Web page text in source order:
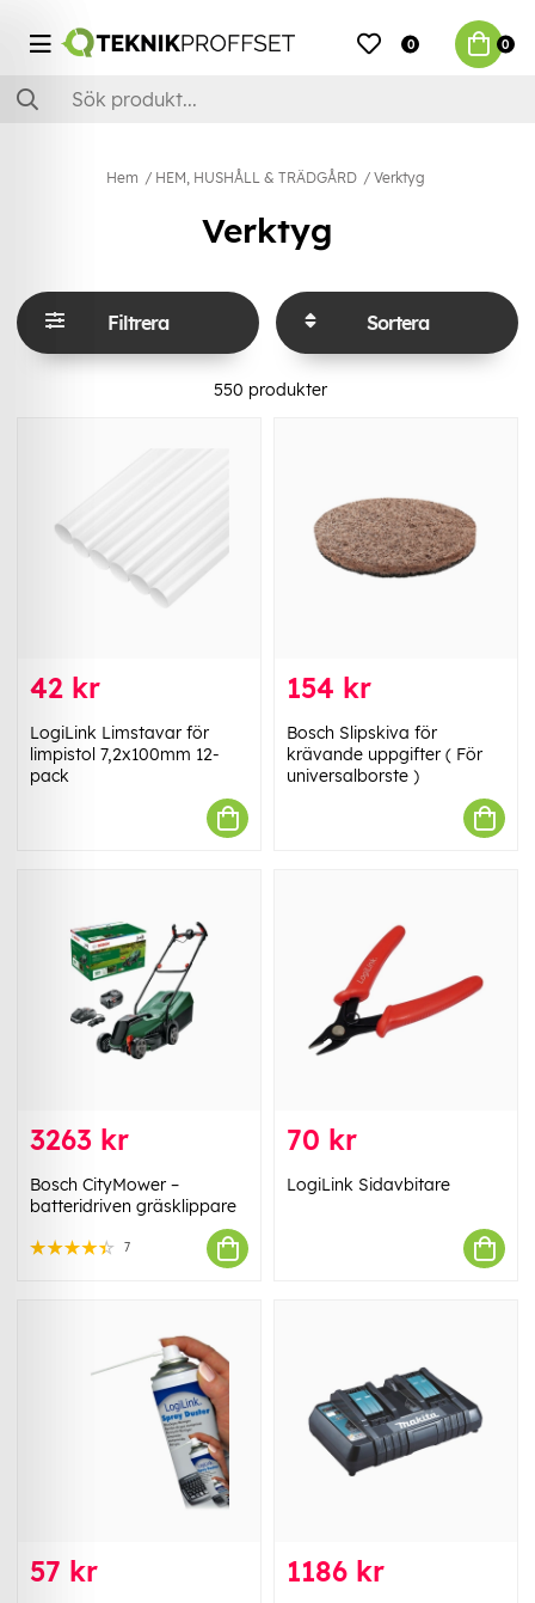
0 0
Hem HEM, HUSHÅLL & TRÄDGÅRD Verktyg
Verktyg
Filtrera Sortera
550 produkter
42 kr
LogiLink Limstavar för
limpistol 7,2x100mm 12-
pack
154 kr
Bosch Slipskiva för
krävande uppgifter ( För
universalborste )
3263 kr
Bosch CityMower –
batteridriven gräsklippare
7
70 kr
LogiLink Sidavbitare
57 kr 1186 kr